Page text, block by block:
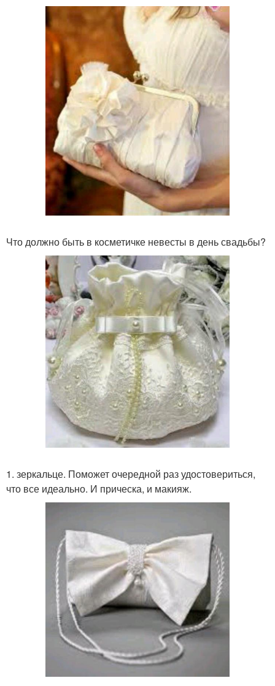
Что должно быть в косметичке невесты в день свадьбы?
1. зеркальце. Поможет очередной раз удостовериться,
что все идеально. И прическа, и макияж.